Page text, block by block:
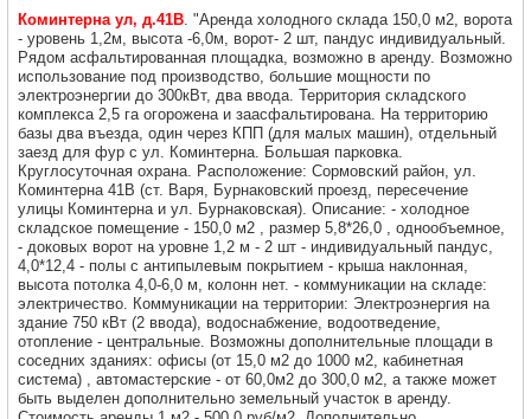
Коминтерна ул, д.41В. "Аренда холодного склада 150,0 м2, ворота
- уровень 1,2м, высота -6,0м, ворот- 2 шт, пандус индивидуальный.
Рядом асфальтированная площадка, возможно в аренду. Возможно
использование под производство, большие мощности по
электроэнергии до 300кВт, два ввода. Территория складского
комплекса 2,5 га огорожена и заасфальтирована. На территорию
базы два въезда, один через КПП (для малых машин), отдельный
заезд для фур с ул. Коминтерна. Большая парковка.
Круглосуточная охрана. Расположение: Сормовский район, ул.
Коминтерна 41В (ст. Варя, Бурнаковский проезд, пересечение
улицы Коминтерна и ул. Бурнаковская). Описание: - холодное
складское помещение - 150,0 м2 , размер 5,8*26,0 , однообъемное,
- доковых ворот на уровне 1,2 м - 2 шт - индивидуальный пандус,
4,0*12,4 - полы с антипылевым покрытием - крыша наклонная,
высота потолка 4,0-6,0 м, колонн нет. - коммуникации на складе:
электричество. Коммуникации на территории: Электроэнергия на
здание 750 кВт (2 ввода), водоснабжение, водоотведение,
отопление - центральные. Возможны дополнительные площади в
соседних зданиях: офисы (от 15,0 м2 до 1000 м2, кабинетная
система) , автомастерские - от 60,0м2 до 300,0 м2, а также может
быть выделен дополнительно земельный участок в аренду.